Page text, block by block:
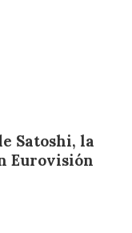
Satoshi, la
Eurovisión